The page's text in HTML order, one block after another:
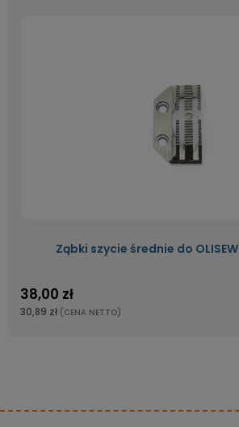
Ząbki szycie średnie do
38,00 zł
30,89 zł (CENA NETTO)